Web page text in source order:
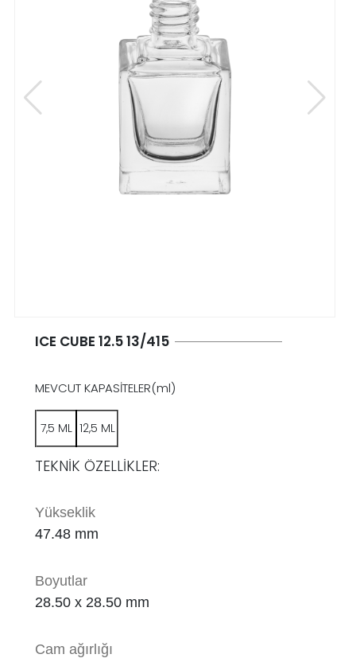
ICE CUBE 12.5 13/415
MEVCUT KAPASİTELER(ml)
7,5 ML 12,5 ML
TEKNİK ÖZELLİKLER:
Yükseklik
47.48 mm
Boyutlar
28.50 x 28.50 mm
Cam ağırlığı